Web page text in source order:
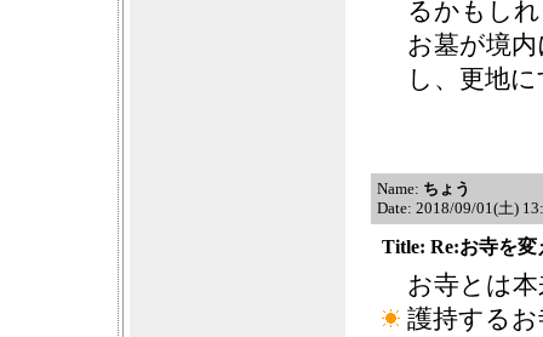
るかもし
お墓が境
し、更地
Name: ちょう
Date: 2018/09/01(土)
Title: Re:お寺を変
お寺とは
護持する